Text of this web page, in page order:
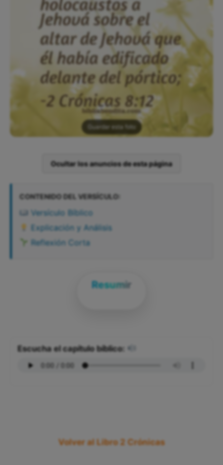
Guardar esta foto
Ocultar los anuncios de esta página
CONTENIDO DEL VERSÍCULO:
Versículo Bíblico
Explicación y Análisis
Reflexión Corta
Resumir
Escucha el capítulo bíblico:
Volver al Libro 2 Crónicas